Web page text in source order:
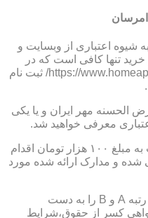
اعتباری از وبسایت و
تنها کافی است که در
وبسایت این مجموعه به آدرس https://www.homeappli.ir/ ثبت نام
الحسنه مهر ایران و یا یکی
معرفی خواهید شد.
شما باید در این بانک به افتتاح حساب به مبلغ ۱۰۰ هزار تومان اقدام
شده و مدارک ارائه شده مورد
اگر در اعتبارسنجی بانک،شما بتوانید رتبه A و B را به دست
گواهی کسر از حقوق،شرایط